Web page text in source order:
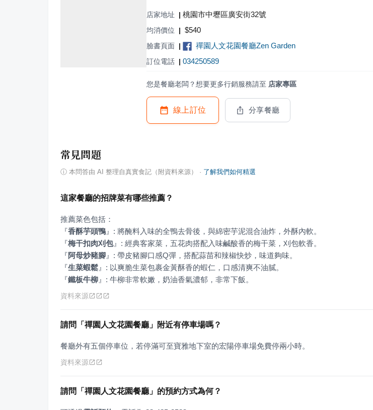
店家地址 | 桃園市中壢區廣安街32號
均消價位 | $540
臉書頁面 | 禪園人文花園餐廳Zen Garden
訂位電話 | 034250589
您是餐廳老闆？想要更多行銷服務請至 店家專區
線上訂位 分享餐廳
常見問題
ⓘ 本問答由 AI 整理自真實食記（附資料來源） · 了解我們如何精選
這家餐廳的招牌菜有哪些推薦？
『香酥芋頭鴨 』
『梅干扣肉刈包』
『阿母炒豬腳 』
『生菜蝦鬆 』
『鐵板牛柳 』 : 牛柳非常軟嫩，奶油香氣濃郁，非常下飯。
資料來源
請問「禪園人文花園餐廳」附近有停車場嗎？
餐廳外有五個停車位，若停滿可至寶雅地下室的宏陽停車場免費停兩小時。
資料來源
請問「禪園人文花園餐廳」的預約方式為何？